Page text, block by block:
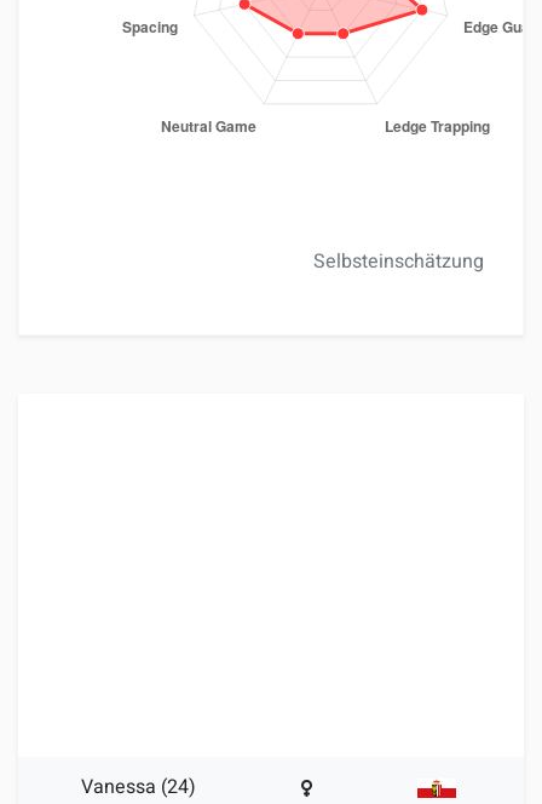
Selbsteinschätzung
Vanessa (24)